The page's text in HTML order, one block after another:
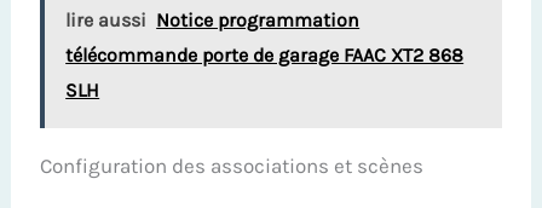
lire aussi Notice programmation
télécommande porte de garage FAAC XT2 868
SLH
Configuration des associations et scènes